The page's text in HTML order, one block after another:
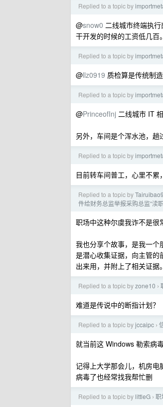
Replied to a topic by
@snow0 二线城市终端执
干开发的时候的工资低几百。
Replied to a topic by
@llz0919 质检算是传统制
Replied to a topic by
@PrinceofInj 二线城市 IT
另外，车间是个浑水池，趟
Replied to a topic by
目前转车间普工，心里不
Replied to a topic by
件给财务总监举报采购总监“渎
职场中这种尔虞我诈不是很
我也分享个故事，是我一
是潜心收集证据，向主管
出来用，并附上了相关证据
Replied to a topic byzone10 ›
难道是传说中的断指计划？
Replied to a topic byjccaipc ›
就当前这 Windows 勒索病
记得上大学那会儿，机房
病毒了也经常找我帮忙删
Replied to a topic by littleG › 职